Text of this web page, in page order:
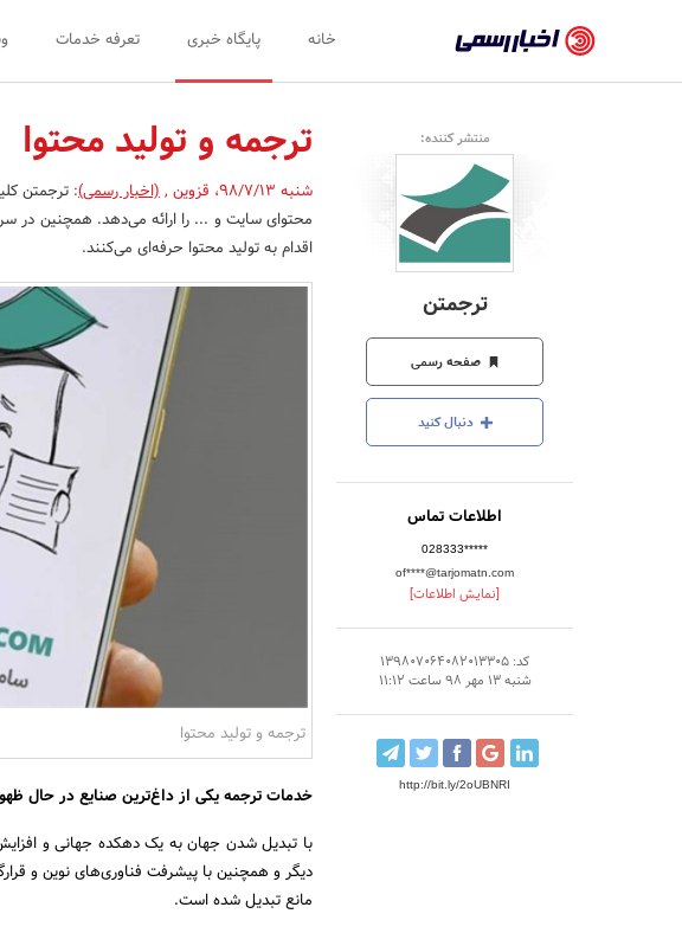
رسمی
-
اخبار
تایید
شده
شرکت‌ها،
سازمان‌ها
و
روابط
عمومی‌ها
خانه پایگاه خبری تعرفه خدمات
منتشر کننده:
ترجمتن
صفحه رسمی
دنبال کنید
اطلاعات تماس
028333*****
of****@tarjomatn.com
[نمایش اطلاعات]
کد: 139807064082013305
شنبه 13 مهر 98 ساعت 11:12
http://bit.ly/2oUBNRI
ترجمه و تولید محتوا
شنبه 98/7/13 ، قزوین ,(اخبار رسمی): ترجمتن
محتوای سایت و ... را ارائه می‌دهد. همچنین در
اقدام به تولید محتوا حرفه‌ای می‌کنند.
ترجمه و تولید محتوا
خدمات ترجمه یکی از داغ‌ترین صنایع در حال
با تبدیل شدن جهان به یک دهکده جهانی و
دیگر و همچنین با پیشرفت فناوری‌های نوین و
مانع تبدیل شده است.